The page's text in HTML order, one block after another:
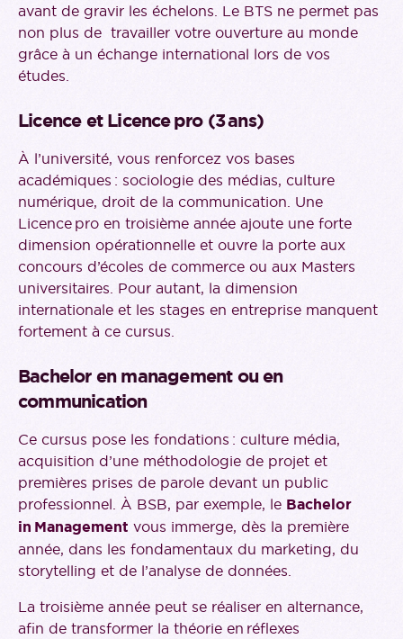
avant de gravir les échelons. Le BTS ne permet pas
non plus de travailler votre ouverture au monde
grâce à un échange international lors de vos
études.
Licence et Licence pro(3 ans)
À l’université, vous renforcez vos bases
académiques : sociologie des médias, culture
numérique, droit de la communication. Une
Licence pro en troisième année ajoute une forte
dimension opérationnelle et ouvre la porte aux
concours d’écoles de commerce ou aux Masters
universitaires. Pour autant, la dimension
internationale et les stages en entreprise manquent
fortement à ce cursus.
Bachelor en management ou en
communication
Ce cursus pose les fondations : culture média,
acquisition d’une méthodologie de projet et
premières prises de parole devant un public
professionnel. À BSB, par exemple, le Bachelor
in Management vous immerge, dès la première
année, dans les fondamentaux du marketing, du
storytelling et de l’analyse de données.
La troisième année peut se réaliser en alternance,
afin de transformer la théorie en réflexes